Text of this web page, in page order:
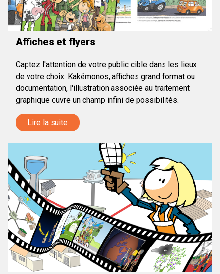
Affiches et flyers
Captez l'attention de votre public cible dans les lieux
de votre choix. Kakémonos, affiches grand format ou
documentation, l'illustration associée au traitement
graphique ouvre un champ infini de possibilités.
Lire la suite